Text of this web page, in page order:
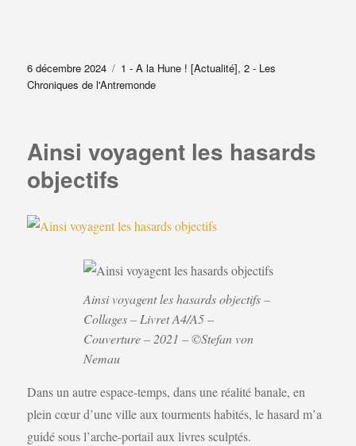
Publié
le
6 décembre 2024 Catégories
1 - A la Hune ! [Actualité],2 - Les
Chroniques de l'Antremonde
Ainsi voyagent les hasards
objectifs
Ainsi voyagent les hasards objectifs –
Collages – Livret A4/A5 –
Couverture – 2021 – ©Stefan von
Nemau
Dans un autre espace-temps, dans une réalité banale, en
plein cœur d’une ville aux tourments habités, le hasard m’a
guidé sous l’arche-portail aux livres sculptés.